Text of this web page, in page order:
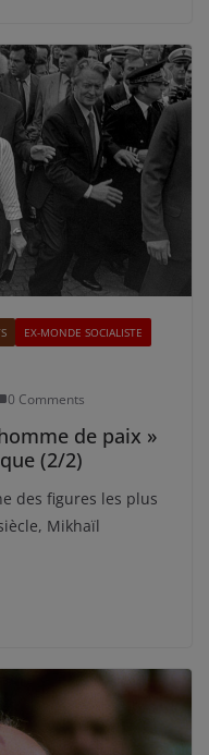
EX-MONDE SOCIALISTE
0 Comments
de paix »
(2/2)
des figures les plus
Mikhaïl